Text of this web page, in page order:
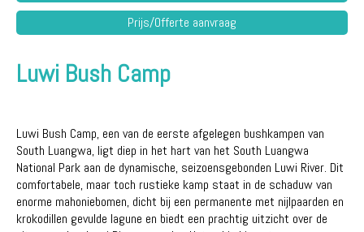
Prijs/Offerte aanvraag
Luwi Bush Camp
Luwi Bush Camp, een van de eerste afgelegen bushkampen van
South Luangwa, ligt diep in het hart van het South Luangwa
National Park aan de dynamische, seizoensgebonden Luwi River. Dit
comfortabele, maar toch rustieke kamp staat in de schaduw van
enorme mahoniebomen, dicht bij een permanente met nijlpaarden en
krokodillen gevulde lagune en biedt een prachtig uitzicht over de